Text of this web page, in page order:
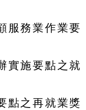
服務業作業要
實施要點之就
點之再就業獎